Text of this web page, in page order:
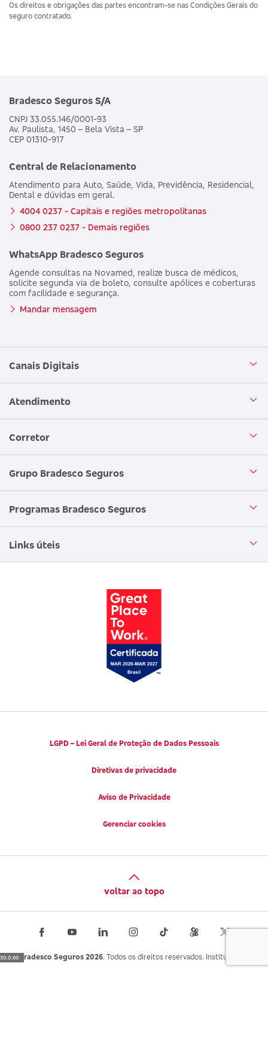
Os direitos e obrigações das partes encontram-se nas Condições Gerais do
seguro contratado.
30.0.60
Bradesco Seguros S/A
CNPJ 33.055.146/0001-93
Av. Paulista, 1450 – Bela Vista – SP
CEP 01310-917
Central de Relacionamento
Atendimento para Auto, Saúde, Vida, Previdência, Residencial,
Dental e dúvidas em geral.
4004 0237 - Capitais e regiões metropolitanas
0800 237 0237 - Demais regiões
WhatsApp Bradesco Seguros
Agende consultas na Novamed, realize busca de médicos,
solicite segunda via de boleto, consulte apólices e coberturas
com facilidade e segurança.
Mandar mensagem
Canais Digitais
Aplicativo Bradesco Seguros
WhatsApp
Clube de Vantagens
Atendimento
Central de Atendimento
SAC Bradesco Seguros
Canal de Denúncias
Corretor
Seja um corretor
Aplicativo corretor
Grupo Bradesco Seguros
Conheça o Grupo Bradesco Seguros
Trabalhe conosco
Códigos de Conduta Ética
Programas Bradesco Seguros
Circuito Cultural
Links úteis
LGPD – Lei Geral de Proteção de Dados Pessoais
Diretivas de privacidade
Aviso de Privacidade
Gerenciar cookies
voltar ao topo
Bradesco Seguros 2026. Todos os direitos reservados. Institucional.